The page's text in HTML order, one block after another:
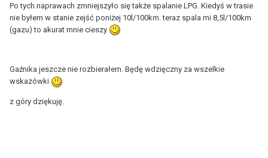
Po tych naprawach zmniejszyło się także spalanie LPG. Kiedyś w trasie
nie byłem w stanie zejść poniżej 10l/100km. teraz spala mi 8,5l/100km
(gazu) to akurat mnie cieszy
Gaźnika jeszcze nie rozbierałem. Będę wdzięczny za wszelkie
wskazówki
z góry dziękuję.